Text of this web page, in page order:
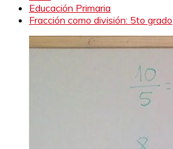
Educación Primaria
Fracción como división: 5to grado